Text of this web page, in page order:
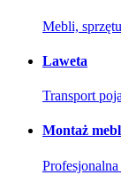
Mebli,
Laweta
Transport
Montaż
Profesjonalna